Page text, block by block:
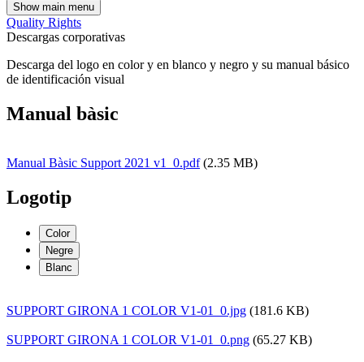
Show main menu
Quality Rights
Descargas corporativas
Descarga del logo en color y en blanco y negro y su manual básico
de identificación visual
Manual bàsic
Manual Bàsic Support 2021 v1_0.pdf (2.35 MB)
Logotip
Color
Negre
Blanc
SUPPORT GIRONA 1 COLOR V1-01_0.jpg (181.6 KB)
SUPPORT GIRONA 1 COLOR V1-01_0.png (65.27 KB)